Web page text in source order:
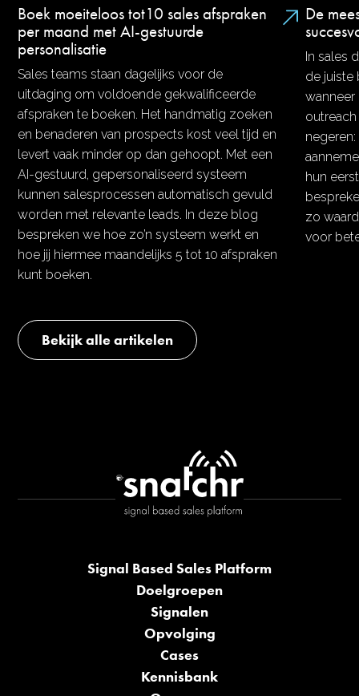
Boek moeiteloos tot10 sales afspraken
per maand met AI-gestuurde
personalisatie
Sales teams staan dagelijks voor de
uitdaging om voldoende gekwalificeerde
afspraken te boeken. Het handmatig zoeken
en benaderen van prospects kost veel tijd en
levert vaak minder op dan gehoopt. Met een
AI-gestuurd, gepersonaliseerd systeem
kunnen salesprocessen automatisch gevuld
worden met relevante leads. In deze blog
bespreken we hoe zo’n systeem werkt en
hoe jij hiermee maandelijks 5 tot 10 afspraken
kunt boeken.
De
In sales
de juiste
wanneer
hun
zo
voor
Bekijk alle artikelen
Signal Based Sales Platform
Doelgroepen
Signalen
Opvolging
Cases
Kennisbank